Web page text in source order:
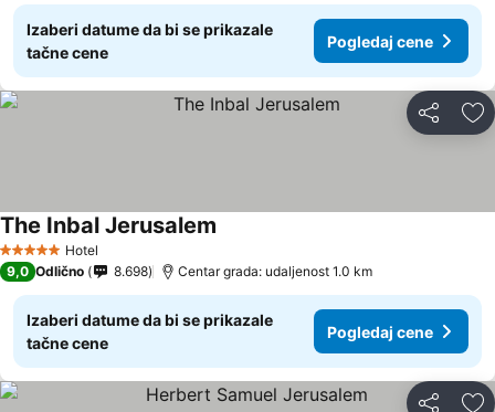
Izaberi datume da bi se prikazale
tačne cene
Pogledaj cene
Deli
5 ZvezdiceHotel
The Inbal Jerusalem
9,0 Odlično 8.698 Centar grada: udaljenost 1.0 km
Izaberi datume da bi se prikazale
tačne cene
Pogledaj cene